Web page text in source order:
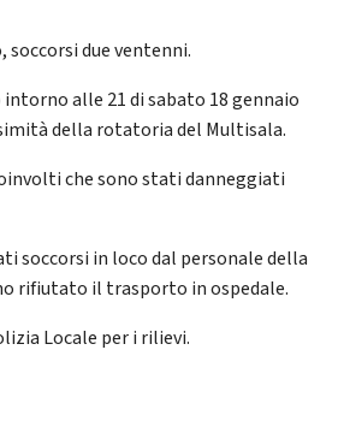
due ventenni.
alle 21 di sabato 18 gennaio
della rotatoria del Multisala.
che sono stati danneggiati
soccorsi in loco dal personale della
rifiutato il trasporto in ospedale.
Locale per i rilievi.